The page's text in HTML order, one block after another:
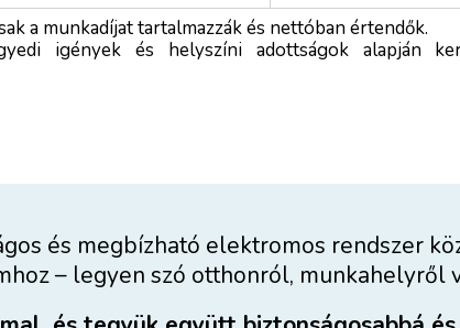
a munkadíjat tartalmazzák és nettóban értendők.
igények és helyszíni adottságok alapján
és megbízható elektromos rendszer
– legyen szó otthonról, munkahelyről